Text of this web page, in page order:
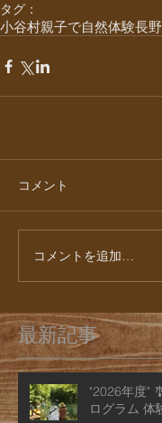
タグ：
小谷村親子で自然体験長
コメント
コメントを追加…
最新記事
"2026年度"
ログラム 体